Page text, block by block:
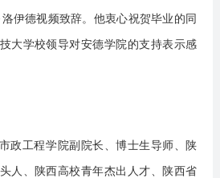
伊德视频致辞。他衷心祝贺毕业的同
大学校领导对安德学院的支持表示感
政工程学院副院长、博士生导师、陕
人、陕西高校青年杰出人才、陕西省